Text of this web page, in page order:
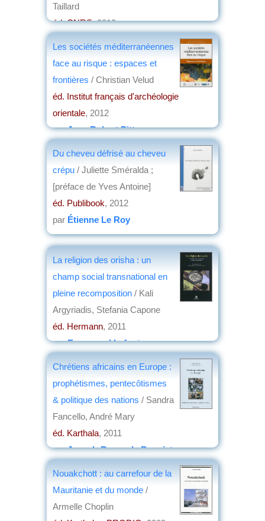
Taillard
éd. CNRS, 2012
Les sociétés méditerranéennes
face au risque : espaces et
frontières / Christian Velud
éd. Institut français d'archéologie
orientale, 2012
parJean-Robert Pitte
Du cheveu défrisé au cheveu
crépu / Juliette Sméralda ;
[préface de Yves Antoine]
éd. Publibook, 2012
par Étienne Le Roy
La religion des orisha : un
champ social transnational en
pleine recomposition / Kali
Argyriadis, Stefania Capone
éd. Hermann, 2011
parEmmanuel Lafont
Chrétiens africains en Europe :
prophétismes, pentecôtismes
& politique des nations / Sandra
Fancello, André Mary
éd. Karthala, 2011
parJoseph-Roger de Benoist
Nouakchott : au carrefour de la
Mauritanie et du monde /
Armelle Choplin